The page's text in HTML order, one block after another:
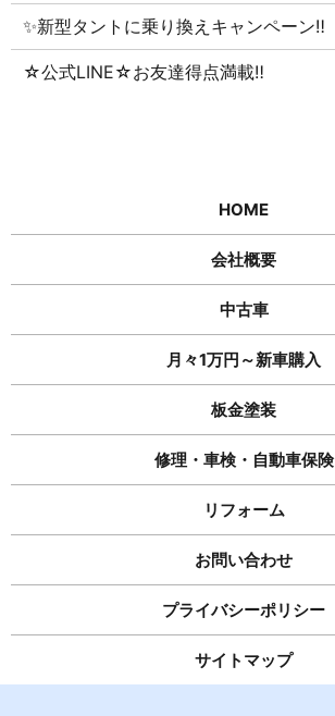
✨新型タントに乗り換えキャンペーン‼
☆公式LINE☆お友達得点満載‼
HOME
会社概要
中古車
月々1万円～新車購入
板金塗装
修理・車検・自動車保険
リフォーム
お問い合わせ
プライバシーポリシー
サイトマップ